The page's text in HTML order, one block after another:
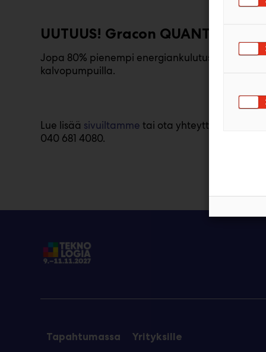
UUTUUS! Gracon QUANTM
Jopa 80% pienempi energiankulutus kuin
kalvopumpuilla.
Lue lisää sivuiltamme tai ota yhteyttä Simoon
040 681 4080.
Tapahtumassa Yrityksille